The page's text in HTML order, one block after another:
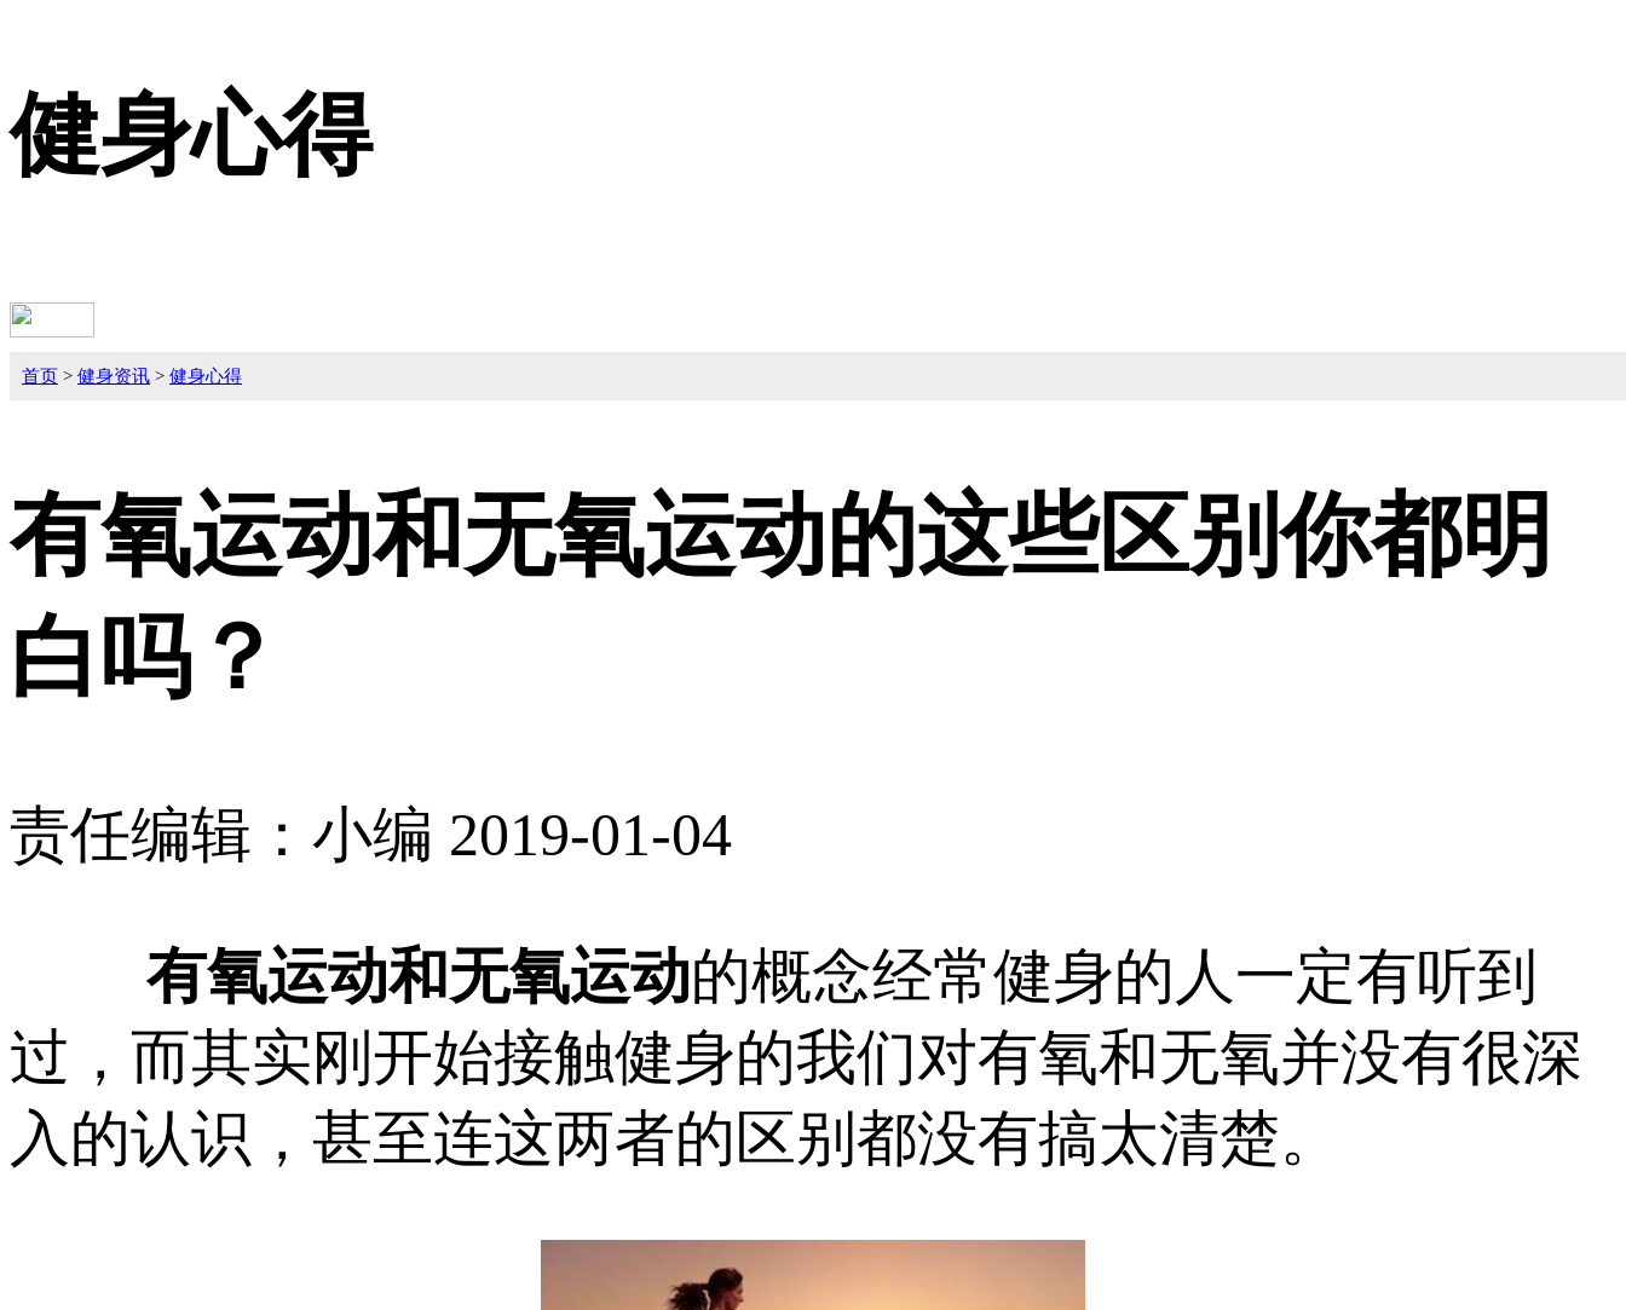
健身心得
首页 > 健身资讯 > 健身心得
有氧运动和无氧运动的这些区别你都明
白吗？
责任编辑：小编 2019-01-04
有氧运动和无氧运动的概念经常健身的人一定有听到
过，而其实刚开始接触健身的我们对有氧和无氧并没有很深
入的认识，甚至连这两者的区别都没有搞太清楚。